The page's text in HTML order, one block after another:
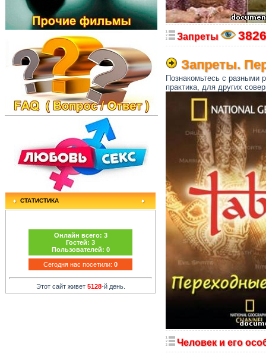
СТАТИСТИКА
Онлайн всего: 3
Гостей: 3
Пользователей: 0
Сегодня нас посетили: 0
Этот сайт живет 5128-й день.
Запреты 3826
Запреты.
Познакомьтесь с разными
практика, для других
Человек и его